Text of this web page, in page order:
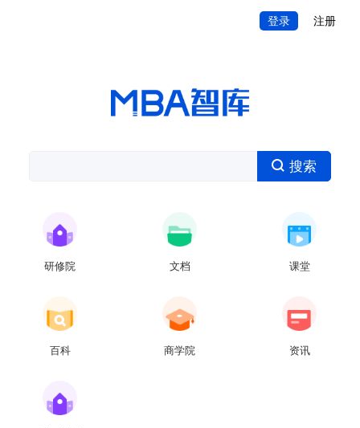
登录 注册
搜索
研修院 文档 课堂
百科 商学院 资讯